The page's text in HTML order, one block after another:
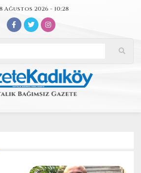
Ağustos 2026 - 10:28